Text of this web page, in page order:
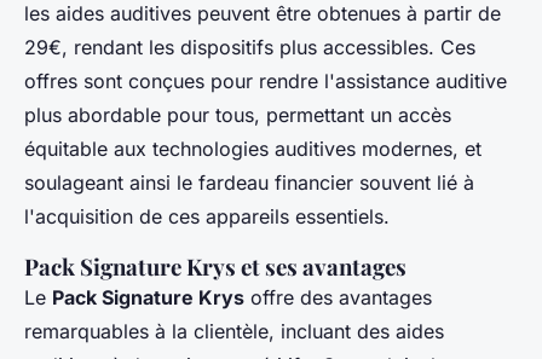
les aides auditives peuvent être obtenues à partir de
29€, rendant les dispositifs plus accessibles. Ces
offres sont conçues pour rendre l'assistance auditive
plus abordable pour tous, permettant un accès
équitable aux technologies auditives modernes, et
soulageant ainsi le fardeau financier souvent lié à
l'acquisition de ces appareils essentiels.
Pack Signature Krys et ses avantages
Le Pack Signature Krys offre des avantages
remarquables à la clientèle, incluant des aides